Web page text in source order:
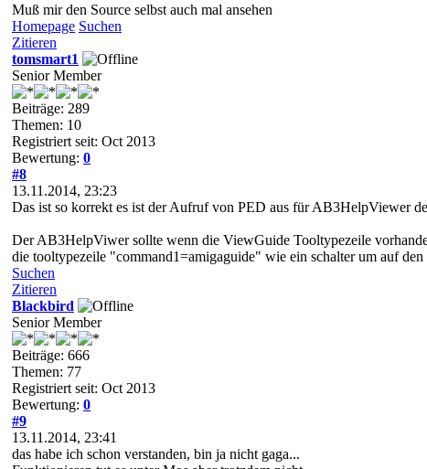
Muß mir den Source selbst auch mal ansehen
Homepage Suchen
Zitieren
tomsmart1
Senior Member
Beiträge: 289
Themen: 10
Registriert seit: Oct 2013
Bewertung: 0
#8
13.11.2014, 23:23
Das ist so korrekt es ist der Aufruf von PED aus für AB3HelpViewer
Der AB3HelpViwer sollte wenn die ViewGuide Tooltypezeile
die tooltypezeile "command1=amigaguide" wie ein schalter um auf
Suchen
Zitieren
Blackbird
Senior Member
Beiträge: 666
Themen: 77
Registriert seit: Oct 2013
Bewertung: 0
#9
13.11.2014, 23:41
das habe ich schon verstanden, bin ja nicht gaga...